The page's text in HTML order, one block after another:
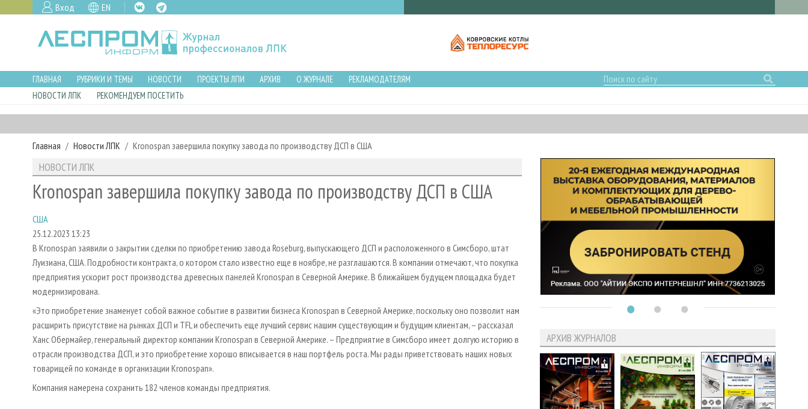
Вход EN
ГЛАВНАЯ РУБРИКИ И ТЕМЫ НОВОСТИ ПРОЕКТЫ ЛПИ АРХИВ О ЖУРНАЛЕ
РЕКЛАМОДАТЕЛЯМ
НОВОСТИ ЛПК
РЕКОМЕНДУЕМ ПОСЕТИТЬ
Главная Новости ЛПК Kronospan завершила покупку завода по производству ДСП в США
НОВОСТИ ЛПК
Kronospan завершила покупку завода по производству ДСП в США
США
25.12.2023 13:23
В Kronospan заявили о закрытии сделки по приобретению завода Roseburg, выпускающего ДСП и расположенного в Симсборо, штат
Луизиана, США. Подробности контракта, о котором стало известно еще в ноябре, не разглашаются. В компании отмечают, что покупка
предприятия ускорит рост производства древесных панелей Kronospan в Северной Америке. В ближайшем будущем площадка будет
модернизирована.
«Это приобретение знаменует собой важное событие в развитии бизнеса Kronospan в Северной Америке, поскольку оно позволит нам
расширить присутствие на рынках ДСП и TFL и обеспечить еще лучший сервис нашим существующим и будущим клиентам, – рассказал
Ханс Обермайер, генеральный директор компании Kronospan в Северной Америке. – Предприятие в Симсборо имеет долгую историю в
отрасли производства ДСП, и это приобретение хорошо вписывается в наш портфель роста. Мы рады приветствовать наших новых
товарищей по команде в организации Kronospan».
Компания намерена сохранить 182 членов команды предприятия.
АРХИВ ЖУРНАЛОВ